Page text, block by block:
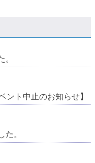
。
ント中止のお知らせ】
た。